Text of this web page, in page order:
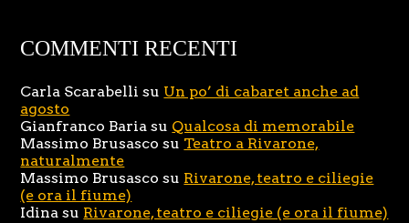
COMMENTI RECENTI
Carla Scarabelli su Un po’ di cabaret anche ad
agosto
Gianfranco Baria su Qualcosa di memorabile
Massimo Brusasco su Teatro a Rivarone,
naturalmente
Massimo Brusasco su Rivarone, teatro e ciliegie
(e ora il fiume)
Idina su Rivarone, teatro e ciliegie (e ora il fiume)